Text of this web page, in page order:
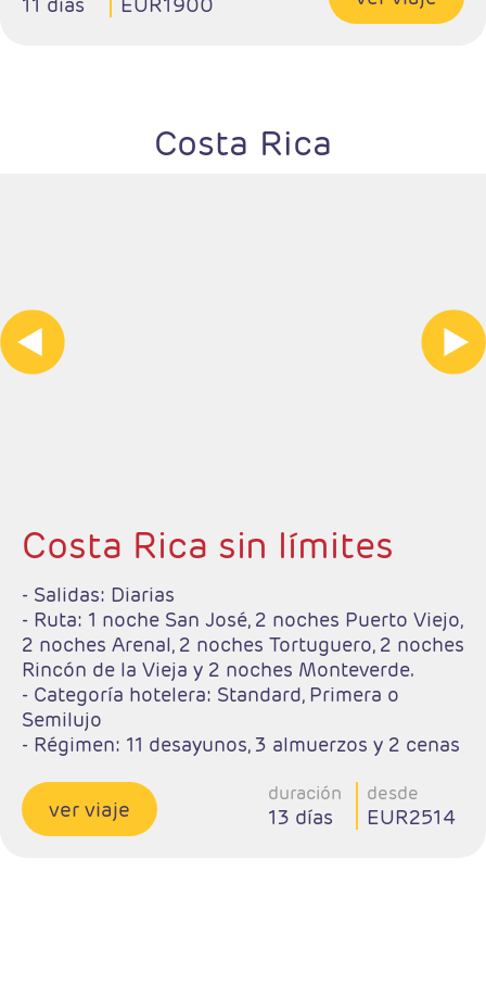
Costa Rica
Costa Rica sin límites
- Salidas: Diarias
- Ruta: 1 noche San José, 2 noches Puerto Viejo,
2 noches Arenal, 2 noches Tortuguero, 2 noches
Rincón de la Vieja y 2 noches Monteverde.
- Categoría hotelera: Standard, Primera o
Semilujo
- Régimen: 11 desayunos, 3 almuerzos y 2 cenas
regreso anterior a las 15:00hrs tendrá un
suplemento por realizar el traslado en privado
al aeropuerto. Consultar suplemento.
duración
13 días
desde
EUR2514
ver viaje